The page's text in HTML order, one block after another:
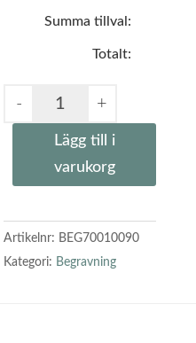
Summa tillval:
Totalt:
Lägg till i
varukorg
Artikelnr: BEG70010090
Kategori: Begravning